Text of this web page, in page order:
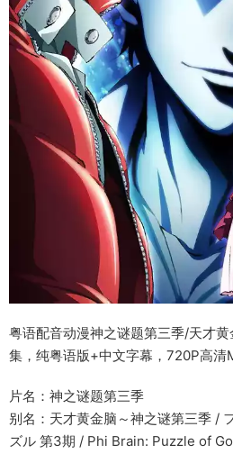
粤语配音动漫神之谜题第三季/天才
集，纯粤语版+中文字幕，720P高清
片名：神之谜题第三季
别名：天才黄金脑～神之谜第三季 /
ズル 第3期 / Phi Brain: Puzzle of